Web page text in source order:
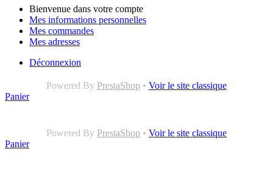
Bienvenue dans votre compte
Mes informations personnelles
Mes commandes
Mes adresses
Déconnexion
Powered By PrestaShop • Voir le site classique
Panier
Powered By PrestaShop • Voir le site classique
Panier